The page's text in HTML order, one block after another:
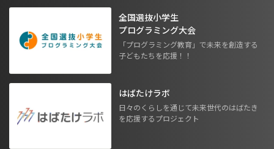
全国選抜小学生
プログラミング大会
「プログラミング教育」で未来を創造する
子どもたちを応援！！
はばたけラボ
日々のくらしを通じて未来世代のはばたき
を応援するプロジェクト